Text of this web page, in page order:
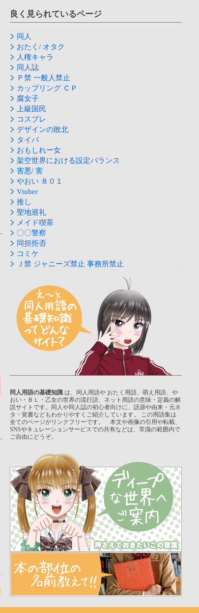
良く見られているページ
同人
おたく/ オタク
人権キャラ
同人誌
Ｐ禁 一般人禁止
カップリング ＣＰ
腐女子
上級国民
コスプレ
デザインの敗北
タイパ
おもしれー女
架空世界における設定バランス
害悪/ 害
やおい ８０１
Vtuber
推し
聖地巡礼
メイド喫茶
〇〇警察
同担拒否
コミケ
Ｊ禁 ジャニーズ禁止 事務所禁止
同人用語の基礎知識 は、同人用語や おたく用語、萌え用語、や
おい・ＢＬ・乙女の世界の流行語、ネット用語の意味・定義の解
説サイトです。同人や同人誌の初心者向けに、語源や由来・元ネ
タ・覚書などもわかりやすくご紹介しています。 この用語集は
全てのページがリンクフリーです。 本文や画像の引用や転載、
SNSやキュレーションサービスでの共有などは、常識の範囲内で
ご自由にどうぞ。